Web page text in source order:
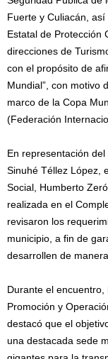
Fuerte y Culiacán,
Estatal de Protección
direcciones de
con el propósito de
Mundial”, con motivo
marco de la Copa
(Federación
En representación
Sinuhé Téllez López,
Social, Humberto
realizada en el
revisaron los
municipio, a fin de
desarrollen de
Durante el
Promoción y
destacó que el
una destacada sede